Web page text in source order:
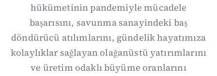
hükümetinin pandemiyle mücadele
başarısını, savunma sanayindeki baş
döndürücü atılımlarını, gündelik hayatımıza
kolaylıklar sağlayan olağanüstü yatırımlarını
ve üretim odaklı büyüme oranlarını